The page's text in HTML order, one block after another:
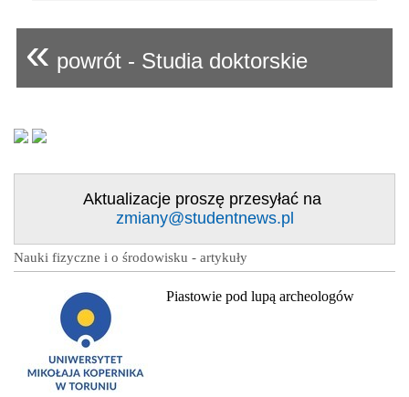
« powrót - Studia doktorskie
Aktualizacje proszę przesyłać na
zmiany@studentnews.pl
Nauki fizyczne i o środowisku - artykuły
Piastowie pod lupą archeologów